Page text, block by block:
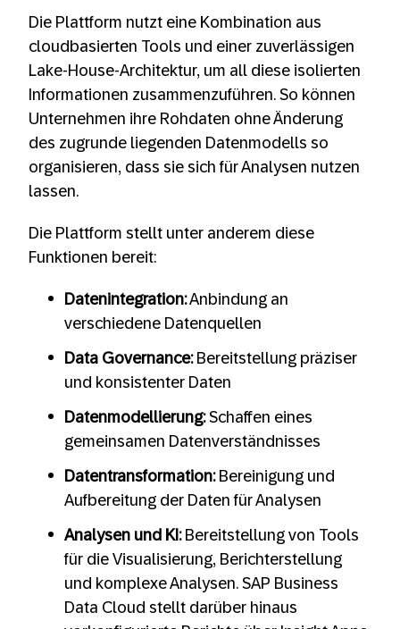
Die Plattform nutzt eine Kombination aus
cloudbasierten Tools und einer zuverlässigen
Lake-House-Architektur, um all diese isolierten
Informationen zusammenzuführen. So können
Unternehmen ihre Rohdaten ohne Änderung
des zugrunde liegenden Datenmodells so
organisieren, dass sie sich für Analysen nutzen
lassen.
Die Plattform stellt unter anderem diese
Funktionen bereit:
Datenintegration:Anbindung an
verschiedene Datenquellen
Data Governance:Bereitstellung präziser
und konsistenter Daten
Datenmodellierung:Schaffen eines
gemeinsamen Datenverständnisses
Datentransformation:Bereinigung und
Aufbereitung der Daten für Analysen
Analysen und KI:Bereitstellung von Tools
für die Visualisierung, Berichterstellung
und komplexe Analysen. SAP Business
Data Cloud stellt darüber hinaus